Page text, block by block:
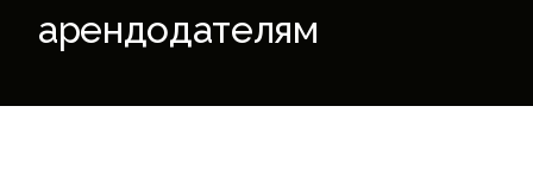
арендодателям